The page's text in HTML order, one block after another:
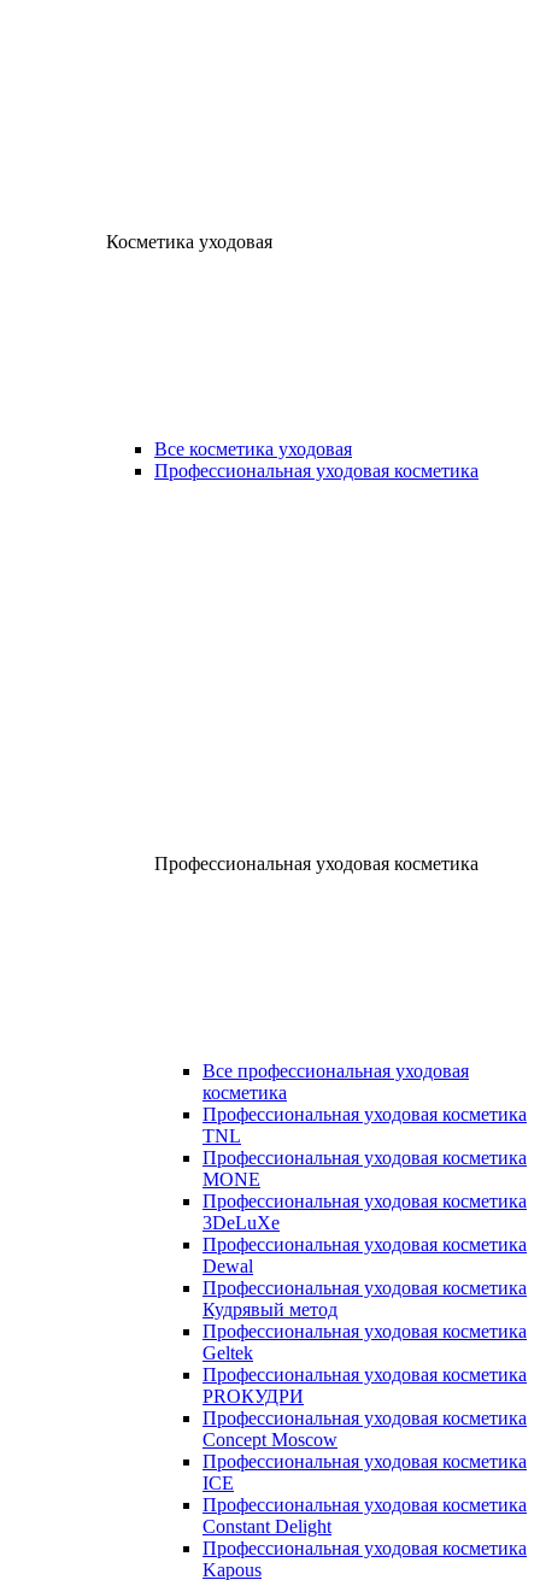
Косметика уходовая
Все косметика уходовая
Профессиональная уходовая косметика
Профессиональная уходовая косметика
Все профессиональная уходовая
косметика
Профессиональная уходовая косметика
TNL
Профессиональная уходовая косметика
MONE
Профессиональная уходовая косметика
3DeLuXe
Профессиональная уходовая косметика
Dewal
Профессиональная уходовая косметика
Кудрявый метод
Профессиональная уходовая косметика
Geltek
Профессиональная уходовая косметика
PROКУДРИ
Профессиональная уходовая косметика
Concept Moscow
Профессиональная уходовая косметика
ICE
Профессиональная уходовая косметика
Constant Delight
Профессиональная уходовая косметика
Kapous